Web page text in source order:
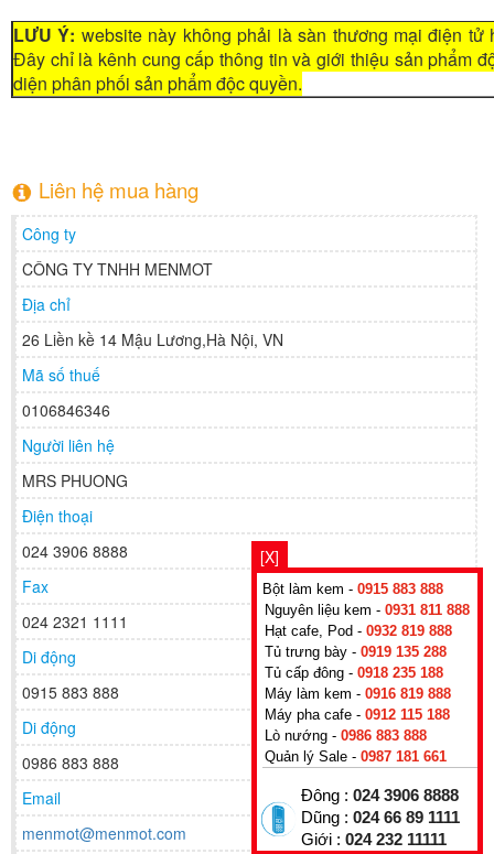
LƯU Ý: website này không phải là sàn thương mại điện tử
Đây chỉ là kênh cung cấp thông tin và giới thiệu sản phẩm
diện phân phối sản phẩm độc quyền.
Liên hệ mua hàng
Công ty
CÔNG TY TNHH MENMOT
Địa chỉ
26 Liền kề 14 Mậu Lương,Hà Nội, VN
Mã số thuế
0106846346
Người liên hệ
MRS PHUONG
Điện thoại
024 3906 8888
Fax
024 2321 1111
Di động
0915 883 888
Di động
0986 883 888
Email
menmot@menmot.com
[X]
Bột làm kem - 0915 883 888
Nguyên liệu kem - 0931 811 888
Hạt cafe, Pod - 0932 819 888
Tủ trưng bày - 0919 135 288
Tủ cấp đông - 0918 235 188
Máy làm kem - 0916 819 888
Máy pha cafe - 0912 115 188
Lò nướng - 0986 883 888
Quản lý Sale - 0987 181 661
Đông : 024 3906 8888
Dũng : 024 66 89 1111
Giới : 024 232 11111